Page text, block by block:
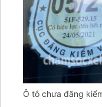
Ô tô chưa đăng
admin/admin-
của bạn. Tahico sẽ